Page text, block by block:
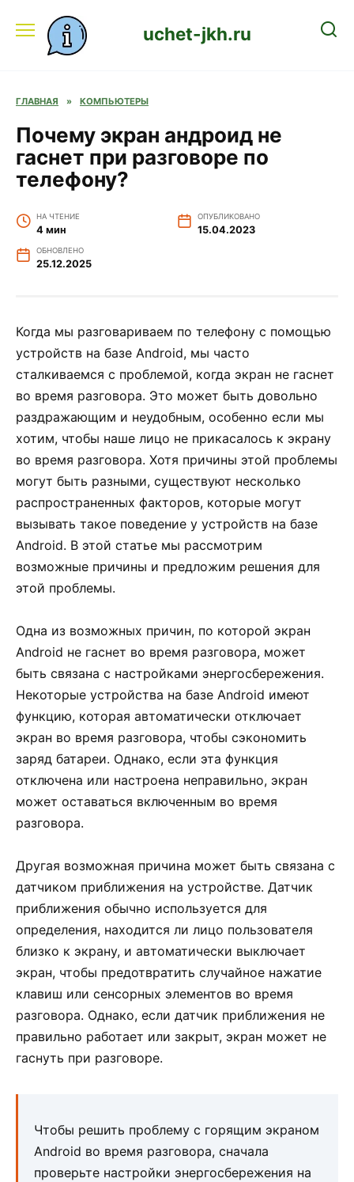
содержанию
uchet-jkh.ru
ГЛАВНАЯ » КОМПЬЮТЕРЫ
Почему экран андроид не
гаснет при разговоре по
телефону?
НА ЧТЕНИЕ
4 мин
ОПУБЛИКОВАНО
15.04.2023
ОБНОВЛЕНО
25.12.2025
Когда мы разговариваем по телефону с помощью
устройств на базе Android, мы часто
сталкиваемся с проблемой, когда экран не гаснет
во время разговора. Это может быть довольно
раздражающим и неудобным, особенно если мы
хотим, чтобы наше лицо не прикасалось к экрану
во время разговора. Хотя причины этой проблемы
могут быть разными, существуют несколько
распространенных факторов, которые могут
вызывать такое поведение у устройств на базе
Android. В этой статье мы рассмотрим
возможные причины и предложим решения для
этой проблемы.
Одна из возможных причин, по которой экран
Android не гаснет во время разговора, может
быть связана с настройками энергосбережения.
Некоторые устройства на базе Android имеют
функцию, которая автоматически отключает
экран во время разговора, чтобы сэкономить
заряд батареи. Однако, если эта функция
отключена или настроена неправильно, экран
может оставаться включенным во время
разговора.
Другая возможная причина может быть связана с
датчиком приближения на устройстве. Датчик
приближения обычно используется для
определения, находится ли лицо пользователя
близко к экрану, и автоматически выключает
экран, чтобы предотвратить случайное нажатие
клавиш или сенсорных элементов во время
разговора. Однако, если датчик приближения не
правильно работает или закрыт, экран может не
гаснуть при разговоре.
Чтобы решить проблему с горящим экраном
Android во время разговора, сначала
проверьте настройки энергосбережения на